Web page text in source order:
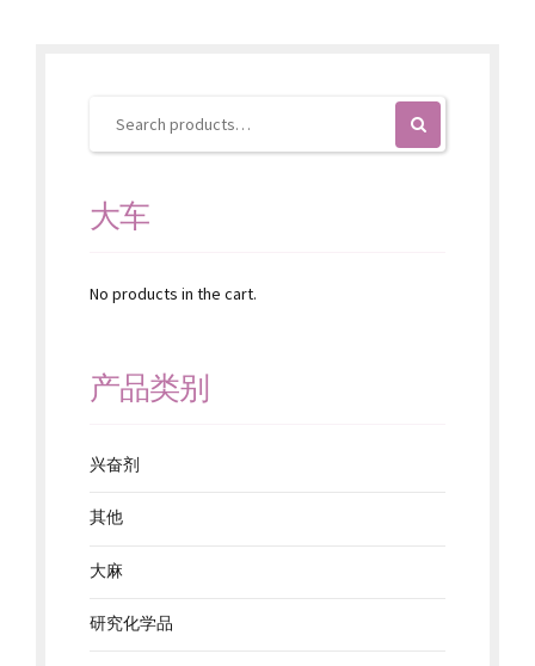
大车
No products in the cart.
产品类别
兴奋剂
其他
大麻
研究化学品